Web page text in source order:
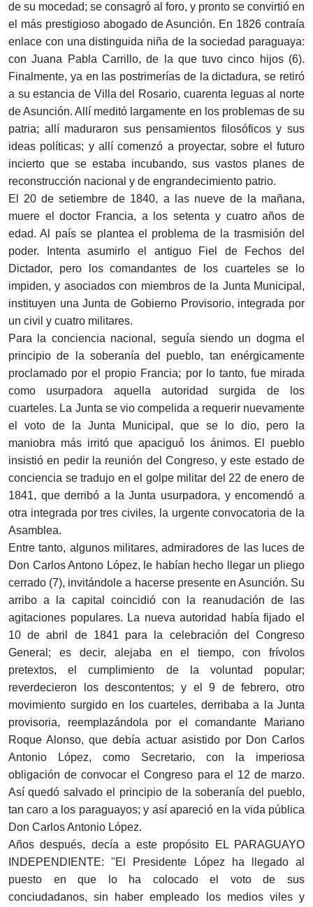
de su mocedad; se consagró al foro, y pronto se convirtió en
el más prestigioso abogado de Asunción. En 1826 contraía
enlace con una distinguida niña de la sociedad paraguaya:
con Juana Pabla Carrillo, de la que tuvo cinco hijos (6).
Finalmente, ya en las postrimerías de la dictadura, se retiró
a su estancia de Villa del Rosario, cuarenta leguas al norte
de Asunción. Allí meditó largamente en los problemas de su
patria; allí maduraron sus pensamientos filosóficos y sus
ideas políticas; y allí comenzó a proyectar, sobre el futuro
incierto que se estaba incubando, sus vastos planes de
reconstrucción nacional y de engrandecimiento patrio.
El 20 de setiembre de 1840, a las nueve de la mañana,
muere el doctor Francia, a los setenta y cuatro años de
edad. Al país se plantea el problema de la trasmisión del
poder. Intenta asumirlo el antiguo Fiel de Fechos del
Dictador, pero los comandantes de los cuarteles se lo
impiden, y asociados con miembros de la Junta Municipal,
instituyen una Junta de Gobierno Provisorio, integrada por
un civil y cuatro militares.
Para la conciencia nacional, seguía siendo un dogma el
principio de la soberanía del pueblo, tan enérgicamente
proclamado por el propio Francia; por lo tanto, fue mirada
como usurpadora aquella autoridad surgida de los
cuarteles. La Junta se vio compelida a requerir nuevamente
el voto de la Junta Municipal, que se lo dio, pero la
maniobra más irritó que apaciguó los ánimos. El pueblo
insistió en pedir la reunión del Congreso, y este estado de
conciencia se tradujo en el golpe militar del 22 de enero de
1841, que derribó a la Junta usurpadora, y encomendó a
otra integrada por tres civiles, la urgente convocatoria de la
Asamblea.
Entre tanto, algunos militares, admiradores de las luces de
Don Carlos Antono López, le habían hecho llegar un pliego
cerrado (7), invitándole a hacerse presente en Asunción. Su
arribo a la capital coincidió con la reanudación de las
agitaciones populares. La nueva autoridad había fijado el
10 de abril de 1841 para la celebración del Congreso
General; es decir, alejaba en el tiempo, con frívolos
pretextos, el cumplimiento de la voluntad popular;
reverdecieron los descontentos; y el 9 de febrero, otro
movimiento surgido en los cuarteles, derribaba a la Junta
provisoria, reemplazándola por el comandante Mariano
Roque Alonso, que debía actuar asistido por Don Carlos
Antonio López, como Secretario, con la imperiosa
obligación de convocar el Congreso para el 12 de marzo.
Así quedó salvado el principio de la soberanía del pueblo,
tan caro a los paraguayos; y así apareció en la vida pública
Don Carlos Antonio López.
Años después, decía a este propósito EL PARAGUAYO
INDEPENDIENTE: "El Presidente López ha llegado al
puesto en que lo ha colocado el voto de sus
conciudadanos, sin haber empleado los medios viles y